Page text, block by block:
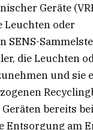
Geräte
Leuchten oder
SENS-
die Leuchten
und sie
bereits
Entsorgung am